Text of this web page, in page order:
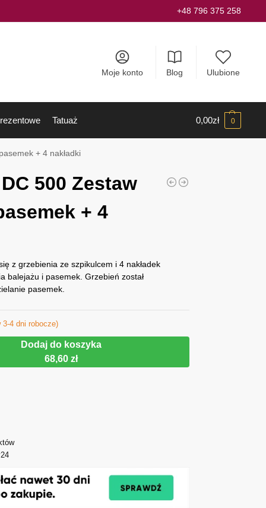
+48 796 375 258
Moje konto Blog Ulubione
Tatuaż 0,00zł 0
+ 4 nakładki
500 Zestaw
+ 4
z grzebienia ze szpikulcem i 4 nakładek
balejażu i pasemek. Grzebień został
pasemek.
4 dni robocze)
Dodaj do koszyka
68,60 zł